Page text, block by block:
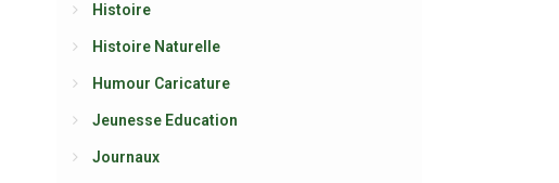
Histoire
Histoire Naturelle
Humour Caricature
Jeunesse Education
Journaux